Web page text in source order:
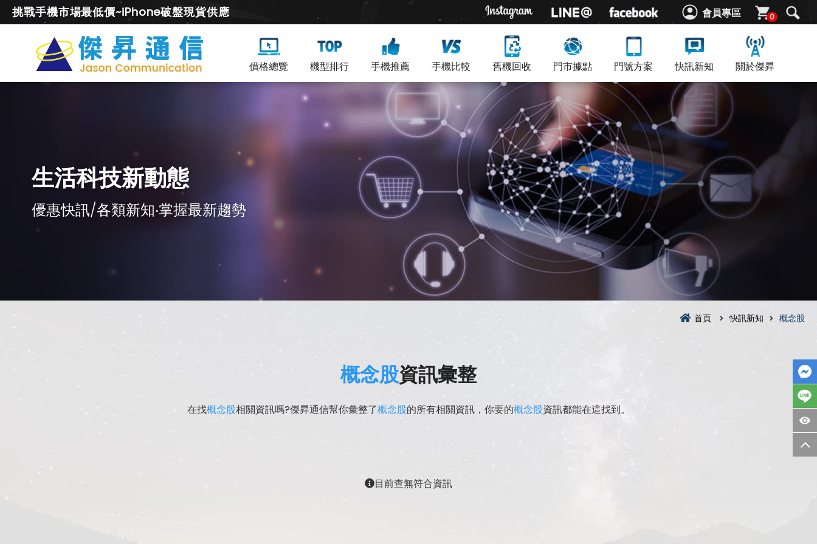
會員專區 0
挑戰手機市場最低價~iPhone破盤現貨供應
價格總覽 機型排行 手機推薦 手機比較 舊機回收 門市據點 門號方案 快訊新知 關於傑昇
生活科技新動態
優惠快訊/各類新知‧掌握最新趨勢
首頁 快訊新知 概念股
概念股資訊彙整
在找概念股相關資訊嗎?傑昇通信幫你彙整了概念股的所有相關資訊，你要的概念股資訊都能在這找到。
目前查無符合資訊